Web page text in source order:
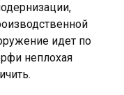
идет по
неплохая